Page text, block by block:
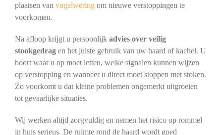
plaatsen van vogelweringom nieuwe verstoppingen te
voorkomen.
Na afloop krijgt u persoonlijk advies over veilig
stookgedragen het juiste gebruik van uw haard of kachel. U
hoort waar u op moet letten, welke signalen kunnen wijzen
op verstopping en wanneer u direct moet stoppen met stoken.
Zo voorkomt u dat kleine problemen ongemerkt uitgroeien
tot gevaarlijke situaties.
Wij werken altijd zorgvuldig en nemen het risico op rommel
in huis serieus. De ruimte rond de haard wordt goed